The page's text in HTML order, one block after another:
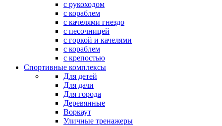
с рукоходом
с кораблем
с качелями гнездо
с песочницей
с горкой и качелями
с кораблем
с крепостью
Спортивные комплексы
Для детей
Для дачи
Для города
Деревянные
Воркаут
Уличные тренажеры